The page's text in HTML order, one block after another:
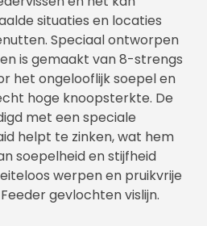
situaties en locaties
Speciaal ontworpen
is gemaakt van 8-strengs
het ongelooflijk soepel en
hoge knoopsterkte. De
met een speciale
helpt te zinken, wat hem
soepelheid en stijfheid
werpen en pruikvrije
gevlochten vislijn.